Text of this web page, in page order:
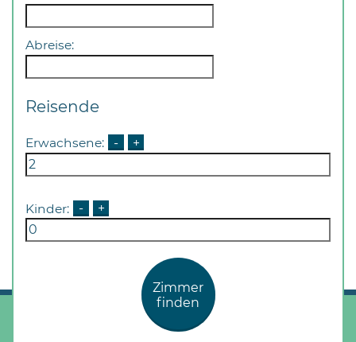
Abreise:
Reisende
Erwachsene: - +
Kinder: - +
Zimmer
finden